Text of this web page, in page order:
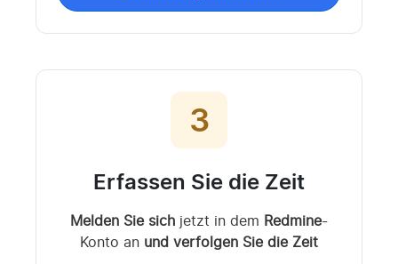
3
Erfassen Sie die Zeit
Melden Sie sich jetzt in dem Redmine-
Konto an und verfolgen Sie die Zeit